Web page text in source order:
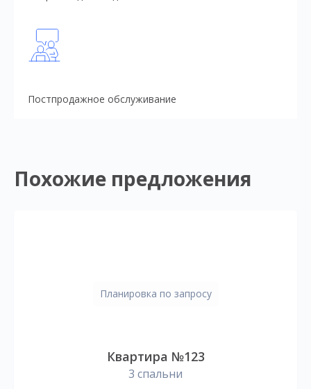
Постпродажное обслуживание
Похожие предложения
Планировка по запросу
Квартира №123
3 спальни